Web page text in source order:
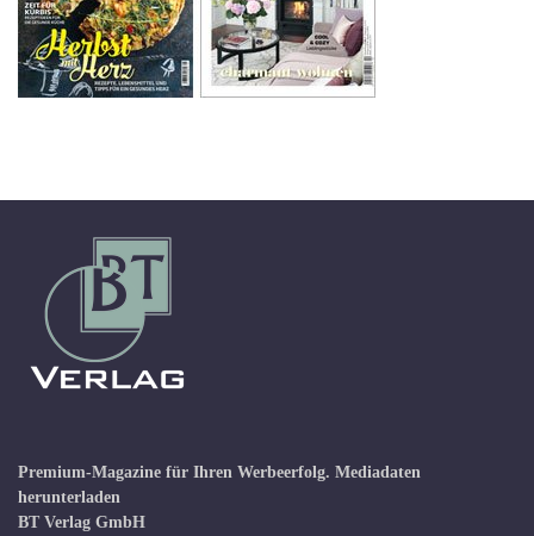
Premium-Magazine für Ihren Werbeerfolg. Mediadaten
herunterladen
BT Verlag GmbH